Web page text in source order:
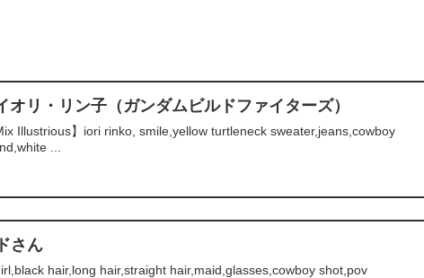
リ・リン子（ガンダムビルドファイターズ）
Illustrious】iori rinko, smile,yellow turtleneck sweater,jeans,cowboy
...
さん
hair,long hair,straight hair,maid,glasses,cowboy shot,pov